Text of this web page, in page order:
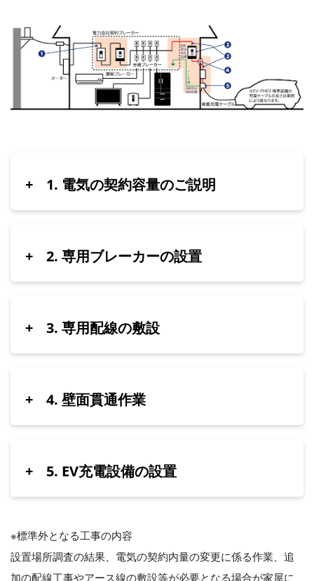
+ 1. 電気の契約容量のご説明
+ 2. 専用ブレーカーの設置
+ 3. 専用配線の敷設
+ 4. 壁面貫通作業
+ 5. EV充電設備の設置
※標準外となる工事の内容
設置場所調査の結果、電気の契約内量の変更に係る作業、追
加の配線工事やアース線の敷設​等が必要となる場合が家屋に